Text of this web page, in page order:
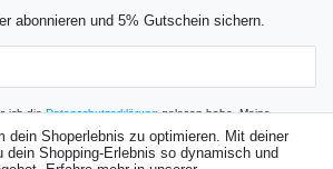
abonnieren und 5% Gutschein sichern.
ich dieDaten­schutz­erklärunggelesen habe. Meine
widerrufen.**
dein Shoperlebnis zu optimieren. Mit deiner
Shopping-Erlebnis so dynamisch und